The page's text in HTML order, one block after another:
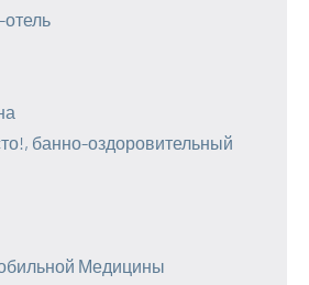
отель
банно-оздоровительный
Медицины